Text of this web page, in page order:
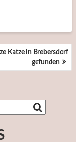
Katze in Brebersdorf
gefunden